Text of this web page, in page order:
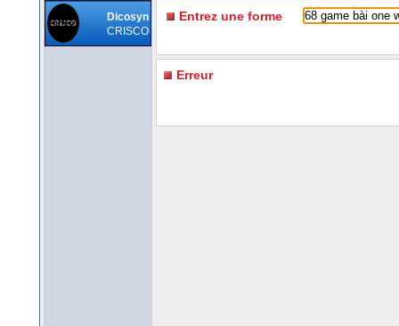
Dicosyn
CRISCO
Entrez une forme
Erreur